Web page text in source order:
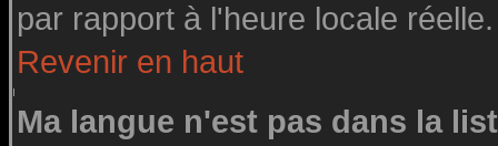
par rapport à l'heure locale réelle.
Revenir en haut
Ma langue n'est pas dans la